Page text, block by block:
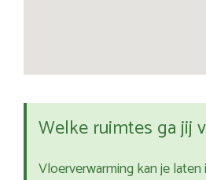
Welke ruimtes ga jij
Vloerverwarming kan je